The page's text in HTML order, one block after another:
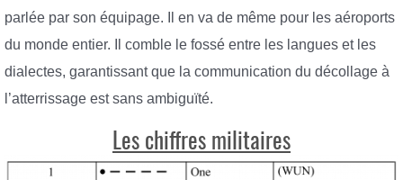
parlée par son équipage. Il en va de même pour les aéroports
du monde entier. Il comble le fossé entre les langues et les
dialectes, garantissant que la communication du décollage à
l’atterrissage est sans ambiguïté.
Les chiffres militaires